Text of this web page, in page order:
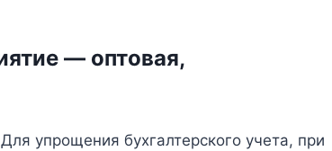
— оптовая,
упрощения бухгалтерского учета, при